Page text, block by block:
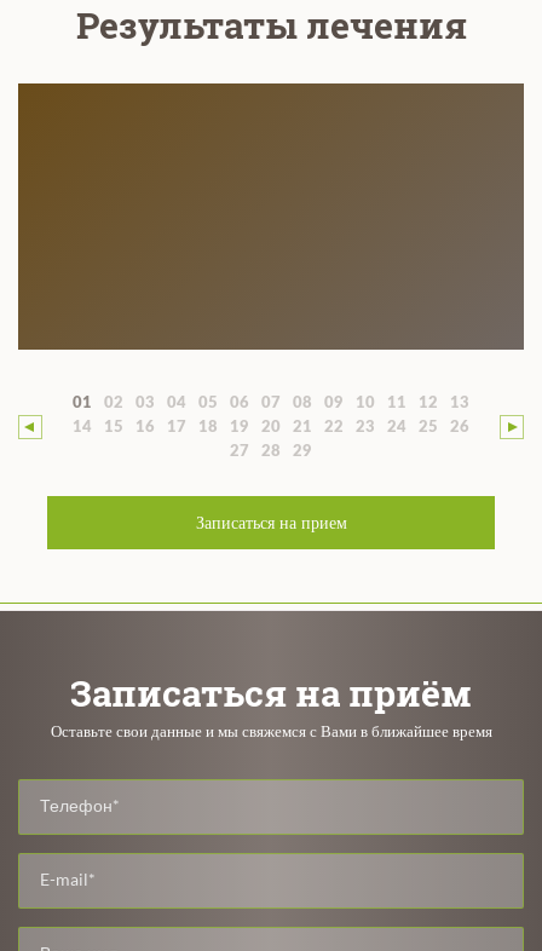
Результаты лечения
01 02 03 04 05 06 07 08 09 10 11 12
13
14
15 16 17 18 19 20 21 22 23 24 25
26
27
28 29
Записаться на прием
Записаться на приём
Оставьте свои данные и мы свяжемся с Вами в ближайшее время